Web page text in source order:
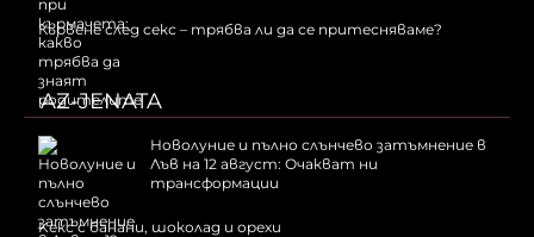
Кървене след секс – трябва ли да се притесняваме?
AZ-JENATA
Новолуние и пълно слънчево затъмнение в
Лъв на 12 август: Очакват ни
трансформации
Kекс с банани, шоколад и орехи